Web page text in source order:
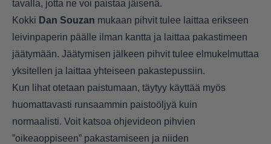
tavalla, jotta ne voi paistaa jäisenä.
Kokki Dan Souzan mukaan pihvit tulee laittaa erikseen
leivinpaperin päälle ilman kantta ja laittaa pakastimeen
jäätymään. Jäätymisen jälkeen pihvit tulee elmukelmuttaa
yksitellen ja laittaa yhteiseen pakastepussiin.
Kun lihat otetaan paistumaan, täytyy käyttää myös
huomattavasti runsaammin paistoöljyä kuin
normaalisti. Voit katsoa ohjevideon pihvien
”oikeaoppiseen” pakastamiseen ja niiden